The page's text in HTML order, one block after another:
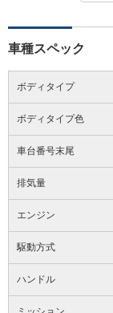
車種スペック
ボディタイプ
ボディタイプ色
車台番号末尾
排気量
エンジン
駆動方式
ハンドル